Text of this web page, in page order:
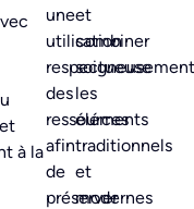
à la
une
utilisation
respectueuse
des
ressources
afin
de
préserver
et
combiner
soigneusement
les
éléments
traditionnels
et
modernes